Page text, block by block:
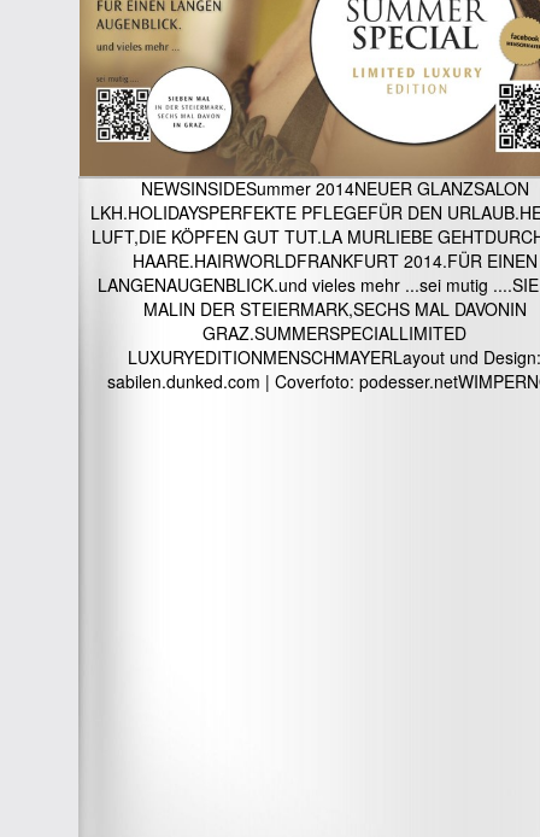
NEWSINSIDESummer 2014NEUER GLANZSALON
LKH.HOLIDAYSPERFEKTE PFLEGEFÜR DEN
LUFT,DIE KÖPFEN GUT TUT.LA MURLIEBE
HAARE.HAIRWORLDFRANKFURT 2014.FÜR EINEN
LANGENAUGENBLICK.und vieles mehr ...sei mutig
MALIN DER STEIERMARK,SECHS MAL DAVONIN
GRAZ.SUMMERSPECIALLIMITED
LUXURYEDITIONMENSCHMAYERLayout und Design:
sabilen.dunked.com | Coverfoto: